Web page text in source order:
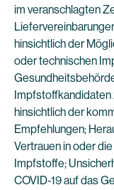
im veranschlagten
hinsichtlich der
oder technischen
Impfstoffkandidaten
hinsichtlich der
Empfehlungen;
Vertrauen in oder
Impfstoffe;
COVID-19 auf das